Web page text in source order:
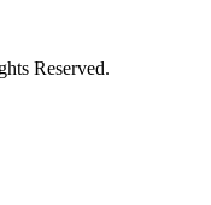
Reserved.